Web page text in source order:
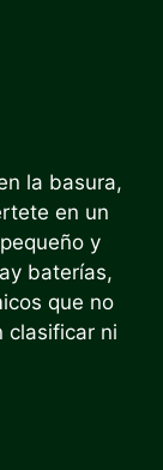
la basura,
en un
y
baterías,
que no
clasificar ni